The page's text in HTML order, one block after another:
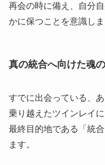
再会の時に備え、自分
かに保つことを意識しま
真の統合へ向けた魂
すでに出会っている、
乗り越えたツインレイ
最終目的地である「統
ます。